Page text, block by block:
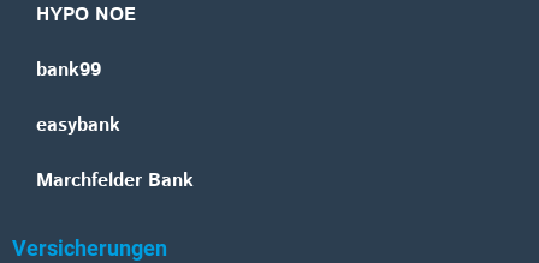
HYPO NOE
bank99
easybank
Marchfelder Bank
Versicherungen